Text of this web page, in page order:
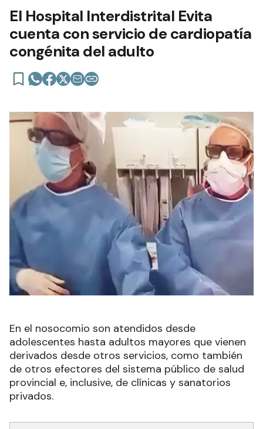
El Hospital Interdistrital Evita
cuenta con servicio de cardiopatía
congénita del adulto
En el nosocomio son atendidos desde
adolescentes hasta adultos mayores que vienen
derivados desde otros servicios, como también
de otros efectores del sistema público de salud
provincial e, inclusive, de clínicas y sanatorios
privados.